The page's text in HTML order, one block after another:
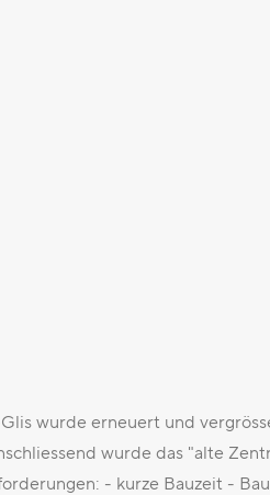
wurde erneuert und
wurde das "alte
- kurze Bauzeit -